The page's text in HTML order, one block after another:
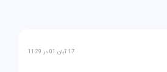
17 آبان 01 در 11:29